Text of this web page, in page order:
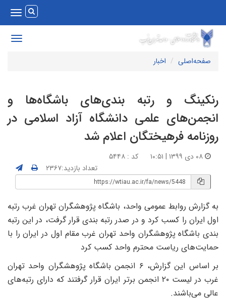
Toggle
Toggle
صفحه‌اصلی
اخبار
و رتبه بندی‌های باشگاه‌ها و
علمی دانشگاه آزاد اسلامی در
فرهیختگان اعلام شد
کد : ۵۴۴۸
تعداد بازدید:۲۳۶۷
گزارش روابط عمومی واحد، باشگاه پژوهشگران تهران غرب رتبه
ایران را کسب کرد و در صدر رتبه بندی قرار گرفت، در این رتبه
باشگاه پژوهشگران واحد تهران غرب مقام اول در ایران را با
ریاست محترم واحد کسب کرد
بر اساس این گزارش، ۶ انجمن باشگاه پژوهشگران واحد تهران
غرب در لیست ۲۰ انجمن برتر ایران قرار گرفتند که دارای رتبه‌های
می‌باشند.